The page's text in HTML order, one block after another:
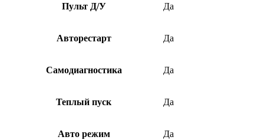
Пульт Д/У Да
Авторестарт Да
Самодиагностика Да
Теплый пуск Да
Авто режим Да